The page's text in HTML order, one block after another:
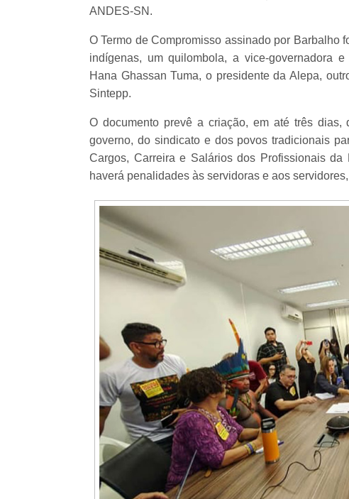
ANDES-SN.
O Termo de Compromisso assinado por Barbalho
indígenas, um quilombola, a vice-governadora
Hana Ghassan Tuma, o presidente da Alepa,
Sintepp.
O documento prevê a criação, em até três
governo, do sindicato e dos povos tradicionais
Cargos, Carreira e Salários dos Profissionais
haverá penalidades às servidoras e aos